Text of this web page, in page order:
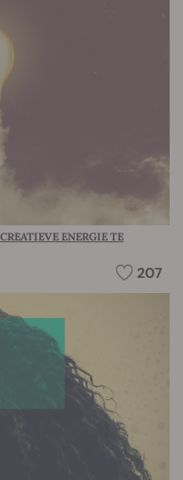
ENERGIE TE
207